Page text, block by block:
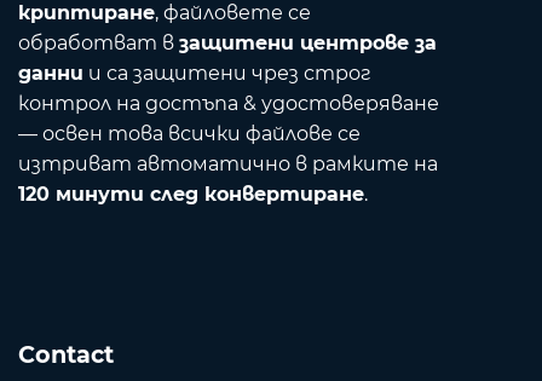
криптиране, файловете се
обработват в защитени центрове за
данни и са защитени чрез строг
контрол на достъпа & удостоверяване
— освен това всички файлове се
изтриват автоматично в рамките на
120 минути след конвертиране.
Contact